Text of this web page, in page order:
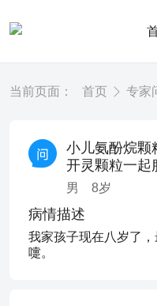
当前页面： 首页 专家
小儿氨酚烷颗
开灵颗粒一起
男 8岁
病情描述
我家孩子现在八岁了
嚏。